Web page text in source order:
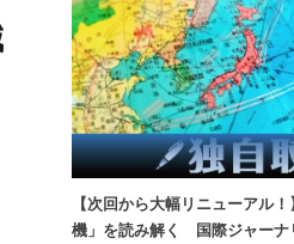
【次回から大幅リニューアル
機」を読み解く 国際ジャーナ